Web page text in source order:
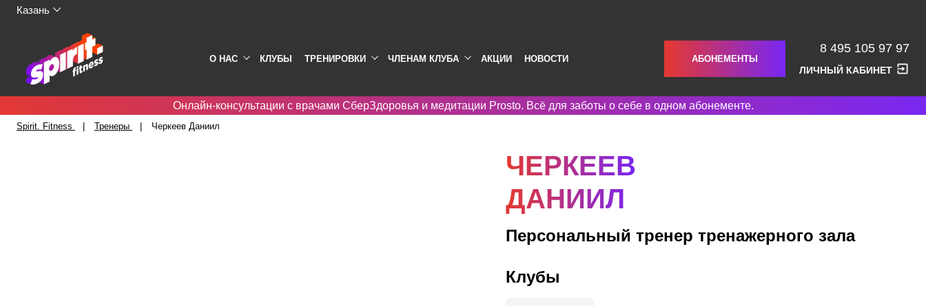
Казань
О НАС КЛУБЫ ТРЕНИРОВКИ ЧЛЕНАМ КЛУБА АКЦИИ НОВОСТИ АБОНЕМЕНТЫ
8 495 105 97 97
ЛИЧНЫЙ КАБИНЕТ
Онлайн-консультации с врачами СберЗдоровья и медитации Prosto. Всё для заботы о себе в одном абонементе.
Spirit. Fitness Тренеры Черкеев Даниил
ЧЕРКЕЕВ
ДАНИИЛ
Персональный тренер тренажерного зала
Клубы